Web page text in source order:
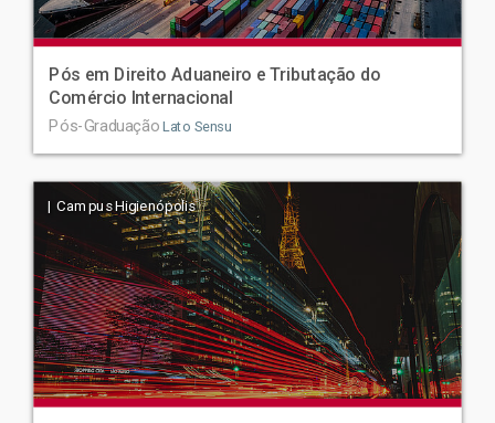
Pós em Direito Aduaneiro e Tributação do
Comércio Internacional
Pós-Graduação Lato Sensu
| Campus Higienópolis